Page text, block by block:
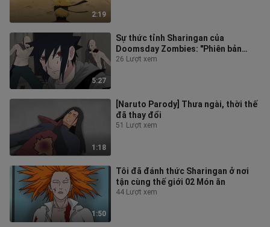
2:19
5:27
Sự thức tỉnh Sharingan của
Doomsday Zombies: "Phiên bản
chọn lọc"
26 Lượt xem
1:18
[Naruto Parody] Thưa ngài, thời thế
đã thay đổi
51 Lượt xem
1:50
Tôi đã đánh thức Sharingan ở nơi
tận cùng thế giới 02 Món ăn
44 Lượt xem